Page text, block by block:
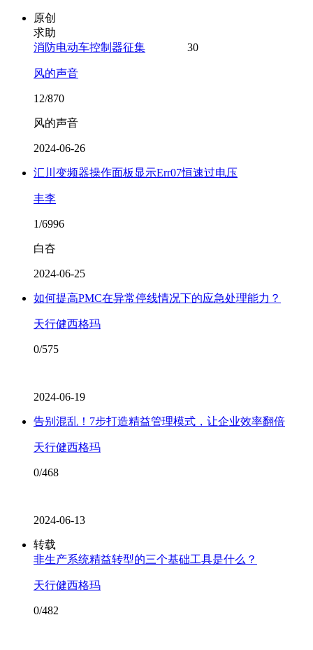
原创
求助
消防电动车控制器征集
30
风的声音
12/870
风的声音
2024-06-26
汇川变频器操作面板显示Err07恒速过电压
丰李
1/6996
白夻
2024-06-25
如何提高PMC在异常停线情况下的应急处理能力？
天行健西格玛
0/575
2024-06-19
告别混乱！7步打造精益管理模式，让企业效率翻倍
天行健西格玛
0/468
2024-06-13
转载
非生产系统精益转型的三个基础工具是什么？
天行健西格玛
0/482